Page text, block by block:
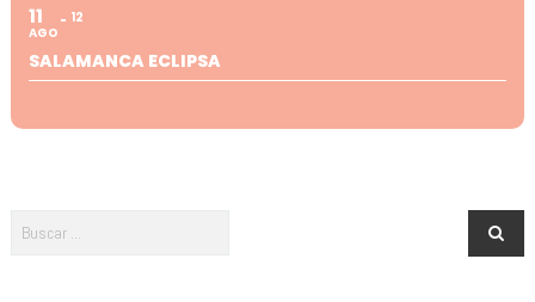
11
AGO
12
SALAMANCA ECLIPSA